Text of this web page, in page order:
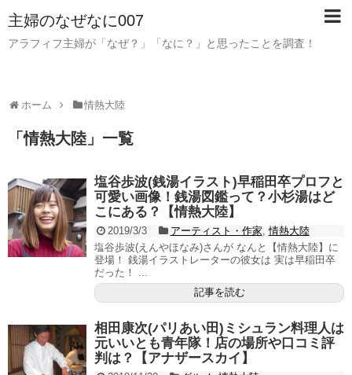
主婦のなぜなに007
アラフィフ主婦が「なぜ？」「なに？」と思ったことを調査！
ホーム 情熱大陸
「情熱大陸 」 一覧
塩谷歩波(銭湯イラスト)早稲田卒プロフと
可愛い画像！銭湯図鑑って？小杉湯はど
こにある？【情熱大陸】
2019/3/3 アーティスト・作家,情熱大陸
塩谷歩波(えんやほなみ)さんが なんと【情熱大陸】に
登場！ 銭湯イラストレーターの彼女は 実は早稲田卒
だった！ ...
記事を読む
相田康次(パリあい田)ミシュラン料理人は
元いいとも青年隊！店の場所や口コミ評
判は？【アナザースカイ】